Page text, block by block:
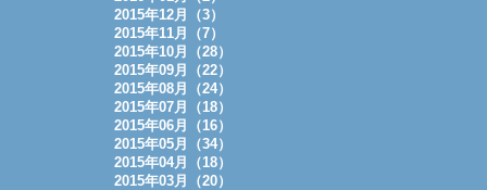
2015年12月（3）
2015年11月（7）
2015年10月（28）
2015年09月（22）
2015年08月（24）
2015年07月（18）
2015年06月（16）
2015年05月（34）
2015年04月（18）
2015年03月（20）